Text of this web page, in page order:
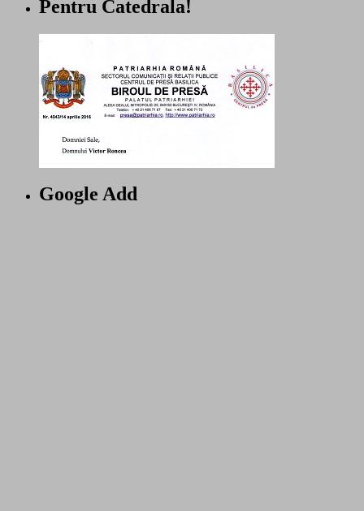
Pentru Catedrala!
Google Add